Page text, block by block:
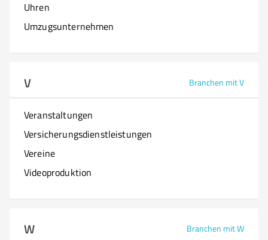
Uhren
Umzugsunternehmen
V Branchen mit V
Veranstaltungen
Versicherungsdienstleistungen
Vereine
Videoproduktion
W Branchen mit W